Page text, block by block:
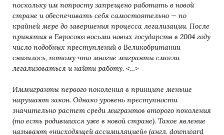
поскольку им попросту запрещено работать в новой
стране и обеспечивать себя самостоятельно — по
крайней мере до завершения процесса легализации. После
принятия в Евросоюз восьми новых государств в 2004 году
число подобных преступлений в Великобритании
снизилось, потому что многие мигранты смогли
легализоваться и найти работу. <…>
Иммигранты первого поколения в принципе меньше
нарушают закон. Однако уровень преступности
значительно растет среди мигрантов второго поколения
(то есть родившихся уже в новой стране). Такое явление
называют «нисходящей ассимиляцией» (англ. downward